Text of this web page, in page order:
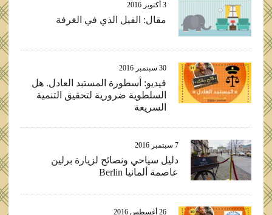
3 أكتوبر 2016
مقال: الفيل الذي في الغرفة
30 سبتمبر 2016
فيديو: أسطورة المستبد العادل. هل
السلطوية ضرورية لتحقيق التنمية
السريعة
7 سبتمبر 2016
دليل سياحي ونصائح لزيارة برلين
عاصمة ألمانيا Berlin
26 أغسطس 2016